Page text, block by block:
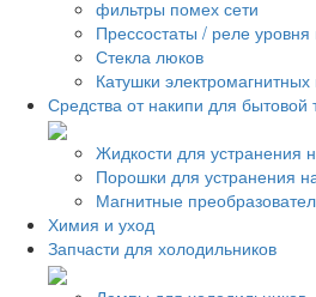
фильтры помех сети
Прессостаты / реле уровня
Стекла люков
Катушки
Средства от накипи для бытовой
Жидкости для устранения
Порошки для устранения
Магнитные
Химия и уход
Запчасти для холодильников